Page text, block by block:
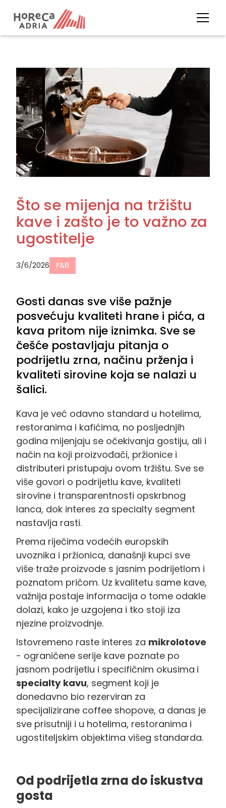
Što se mijenja na tržištu
kave i zašto je to važno za
ugostitelje
3/6/2026 F&B
Gosti danas sve više pažnje
posvećuju kvaliteti hrane i pića, a
kava pritom nije iznimka. Sve se
češće postavljaju pitanja o
podrijetlu zrna, načinu prženja i
kvaliteti sirovine koja se nalazi u
šalici.
Kava je već odavno standard u hotelima,
restoranima i kafićima, no posljednjih
godina mijenjaju se očekivanja gostiju, ali i
način na koji proizvođači, pržionice i
distributeri pristupaju ovom tržištu. Sve se
više govori o podrijetlu kave, kvaliteti
sirovine i transparentnosti opskrbnog
lanca, dok interes za specialty segment
nastavlja rasti.
Prema riječima vodećih europskih
uvoznika i pržionica, današnji kupci sve
više traže proizvode s jasnim podrijetlom i
poznatom pričom. Uz kvalitetu same kave,
važnija postaje informacija o tome odakle
dolazi, kako je uzgojena i tko stoji iza
njezine proizvodnje.
Istovremeno raste interes za mikrolotove
- ograničene serije kave poznate po
jasnom podrijetlu i specifičnim okusima i
specialty kavu, segment koji je
donedavno bio rezerviran za
specijalizirane coffee shopove, a danas je
sve prisutniji i u hotelima, restoranima i
ugostiteljskim objektima višeg standarda.
Od podrijetla zrna do iskustva
gosta